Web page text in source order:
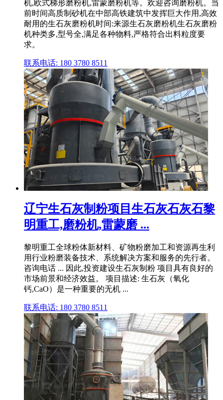
机,欧式梯形磨粉机,雷蒙磨粉机等。欢迎咨询磨粉机。当
前时间高质制砂机在中部高铁建筑中发挥巨大作用,高效
耐用的生石灰磨粉机时间:来源生石灰磨粉机生石灰磨粉
机种类多,型号全,满足各种物料,严格符合出料粒度要
求。
联系电话: 180 3780 8511
辽宁生石灰制粉项目生石灰石灰石黎
明重工,磨粉机,雷蒙磨 ...
黎明重工全球粉体新材料、矿物粉磨加工和资源再生利
用行业粉磨装备技术、系统解决方案和服务的先行者。
咨询电话 ... 因此,投资建设生石灰制粉 项目具有良好的
市场前景和经济效益。 项目描述: 生石灰（氧化
钙,CaO）是一种重要的无机 ...
联系电话: 180 3780 8511